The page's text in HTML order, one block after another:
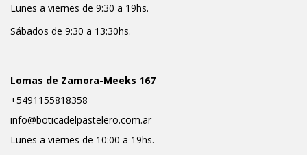
Lunes a viernes de 9:30 a 19hs.
Sábados de 9:30 a 13:30hs.
Lomas de Zamora-Meeks 167
+5491155818358
info@boticadelpastelero.com.ar
Lunes a viernes de 10:00 a 19hs.